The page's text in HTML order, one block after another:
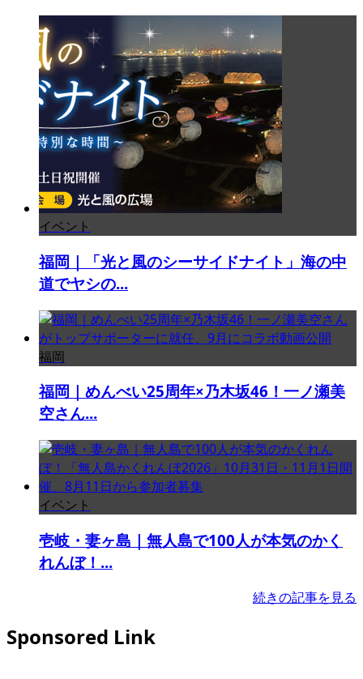
イベント
福岡｜「光と風のシーサイドナイト」海の中
道でヤシの...
福岡
福岡｜めんべい25周年×乃木坂46！一ノ瀬美
空さん...
イベント
壱岐・妻ヶ島｜無人島で100人が本気のかく
れんぼ！...
続きの記事を見る
Sponsored Link